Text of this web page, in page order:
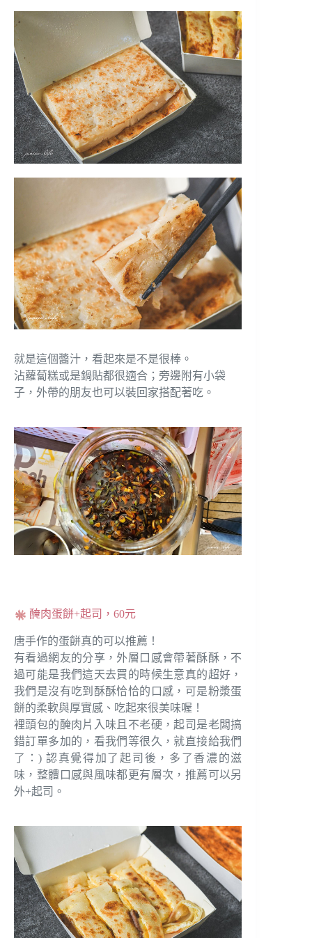
就是這個醬汁，看起來是不是很棒。
沾蘿蔔糕或是鍋貼都很適合；旁邊附有小袋
子，外帶的朋友也可以裝回家搭配著吃。
醃肉蛋餅+起司，60元
唐手作的蛋餅真的可以推薦！
有看過網友的分享，外層口感會帶著酥酥，不
過可能是我們這天去買的時候生意真的超好，
我們是沒有吃到酥酥恰恰的口感，可是粉漿蛋
餅的柔軟與厚實感、吃起來很美味喔！
裡頭包的醃肉片入味且不老硬，起司是老闆搞
錯訂單多加的，看我們等很久，就直接給我們
了：) 認真覺得加了起司後，多了香濃的滋
味，整體口感與風味都更有層次，推薦可以另
外+起司。